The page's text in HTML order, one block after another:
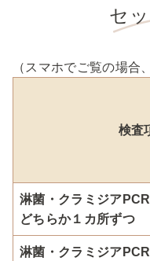
セ
（スマホでご覧の場合
検査
淋菌・クラミジアPCR
どちらか１カ所ずつ
淋菌・クラミジアPCR